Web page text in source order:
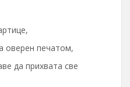
оверен печатом,
да прихвата све